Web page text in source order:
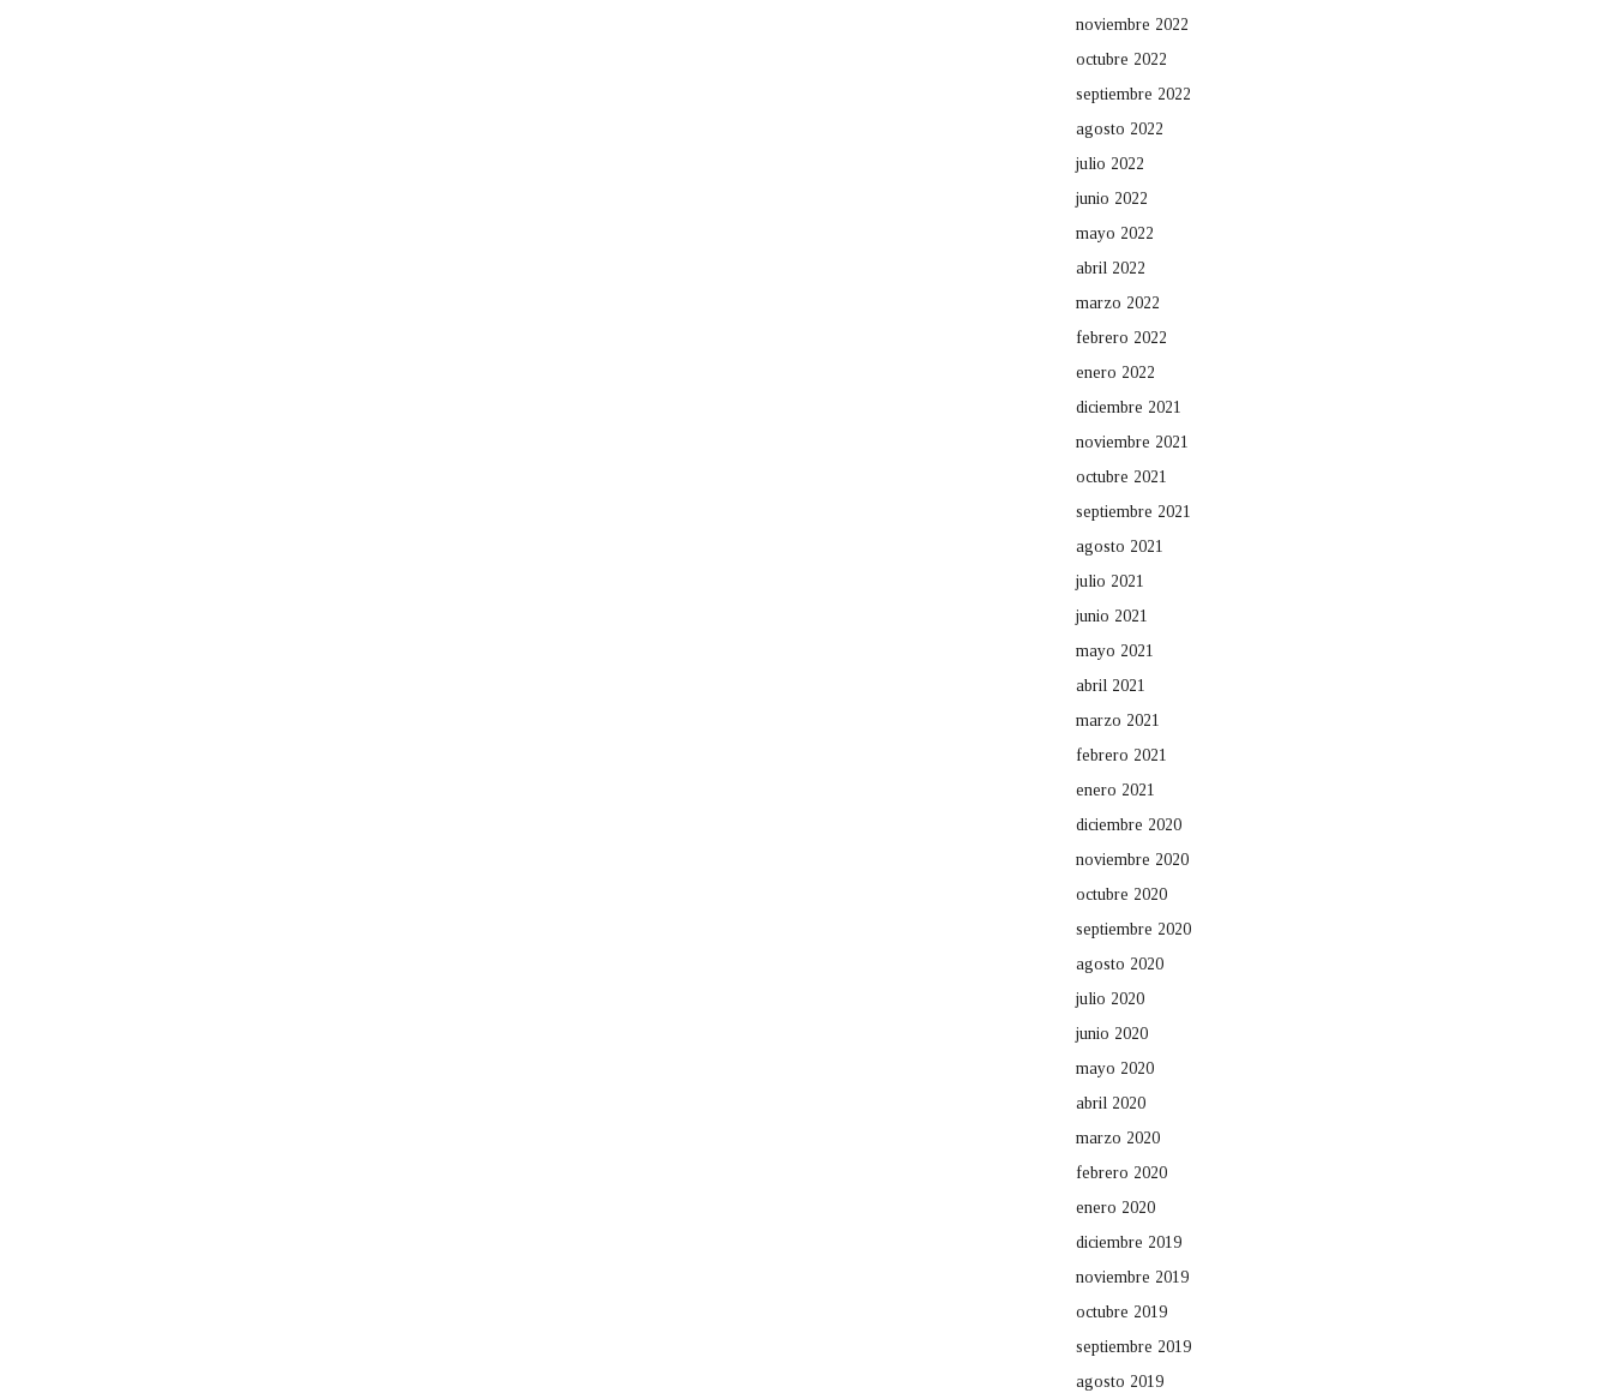
noviembre 2022
octubre 2022
septiembre 2022
agosto 2022
julio 2022
junio 2022
mayo 2022
abril 2022
marzo 2022
febrero 2022
enero 2022
diciembre 2021
noviembre 2021
octubre 2021
septiembre 2021
agosto 2021
julio 2021
junio 2021
mayo 2021
abril 2021
marzo 2021
febrero 2021
enero 2021
diciembre 2020
noviembre 2020
octubre 2020
septiembre 2020
agosto 2020
julio 2020
junio 2020
mayo 2020
abril 2020
marzo 2020
febrero 2020
enero 2020
diciembre 2019
noviembre 2019
octubre 2019
septiembre 2019
agosto 2019